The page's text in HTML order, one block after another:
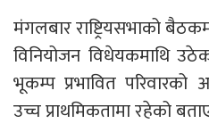
मंगलबार राष्ट्रियसभाको
विनियोजन विधेयकमाथि
भूकम्प प्रभावित परिवारको
उच्च प्राथमिकतामा रहेको